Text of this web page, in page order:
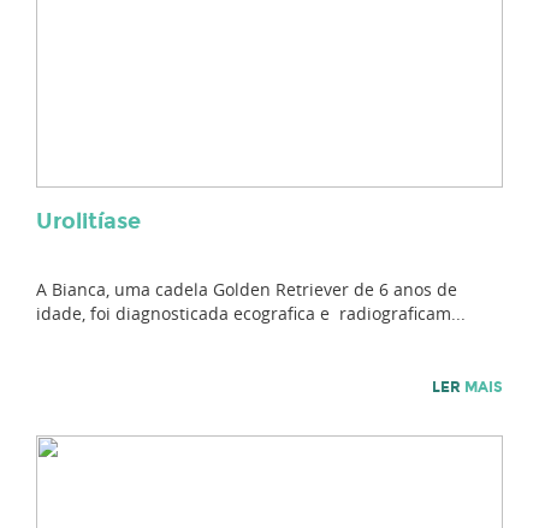
Urolitíase
A Bianca, uma cadela Golden Retriever de 6 anos de
idade, foi diagnosticada ecografica e radiograficam...
LER MAIS